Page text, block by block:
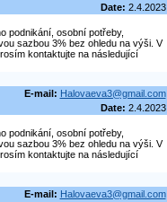
Date: 2.4.2023
podnikání, osobní potřeby,
sazbou 3% bez ohledu na výši. V
kontaktujte na následující
E-mail: Halovaeva3@gmail.com
Date: 2.4.2023
podnikání, osobní potřeby,
sazbou 3% bez ohledu na výši. V
kontaktujte na následující
E-mail: Halovaeva3@gmail.com